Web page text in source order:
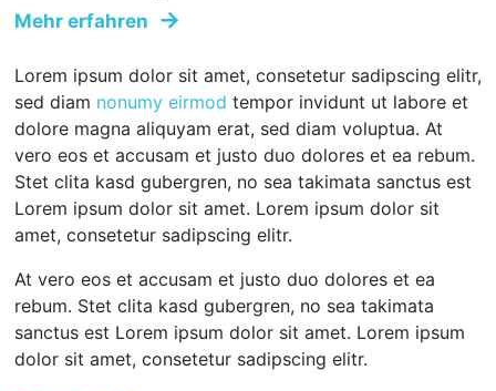
Mehr erfahren
Lorem ipsum dolor sit amet, consetetur sadipscing elitr,
sed diam nonumy eirmod tempor invidunt ut labore et
dolore magna aliquyam erat, sed diam voluptua. At
vero eos et accusam et justo duo dolores et ea rebum.
Stet clita kasd gubergren, no sea takimata sanctus est
Lorem ipsum dolor sit amet. Lorem ipsum dolor sit
amet, consetetur sadipscing elitr.
At vero eos et accusam et justo duo dolores et ea
rebum. Stet clita kasd gubergren, no sea takimata
sanctus est Lorem ipsum dolor sit amet. Lorem ipsum
dolor sit amet, consetetur sadipscing elitr.